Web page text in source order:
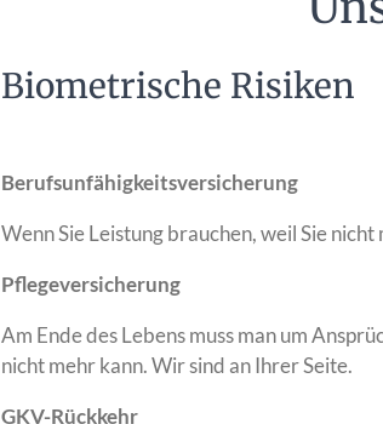
Biometrische Risiken
Berufsunfähigkeitsversicherung
Wenn Sie Leistung brauchen, weil Sie nicht
Pflegeversicherung
Am Ende des Lebens muss man um
nicht mehr kann. Wir sind an Ihrer Seite.
GKV-Rückkehr